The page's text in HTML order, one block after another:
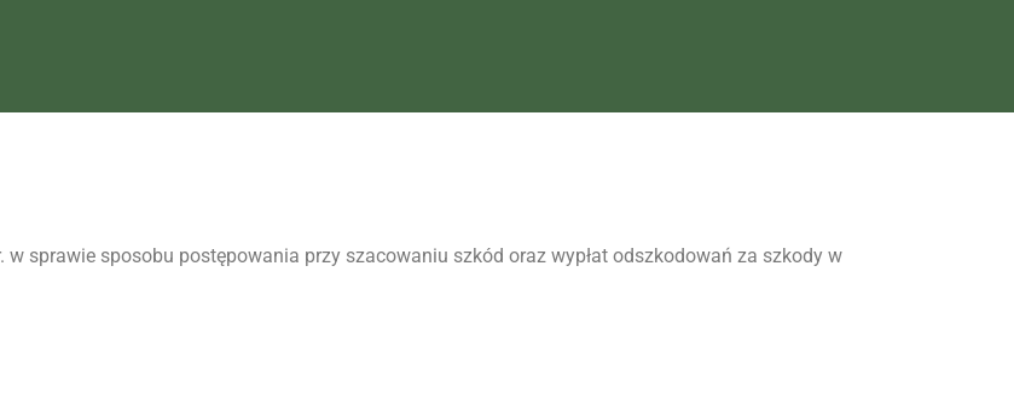
w sprawie sposobu postępowania przy szacowaniu szkód oraz wypłat odszkodowań za szkody w